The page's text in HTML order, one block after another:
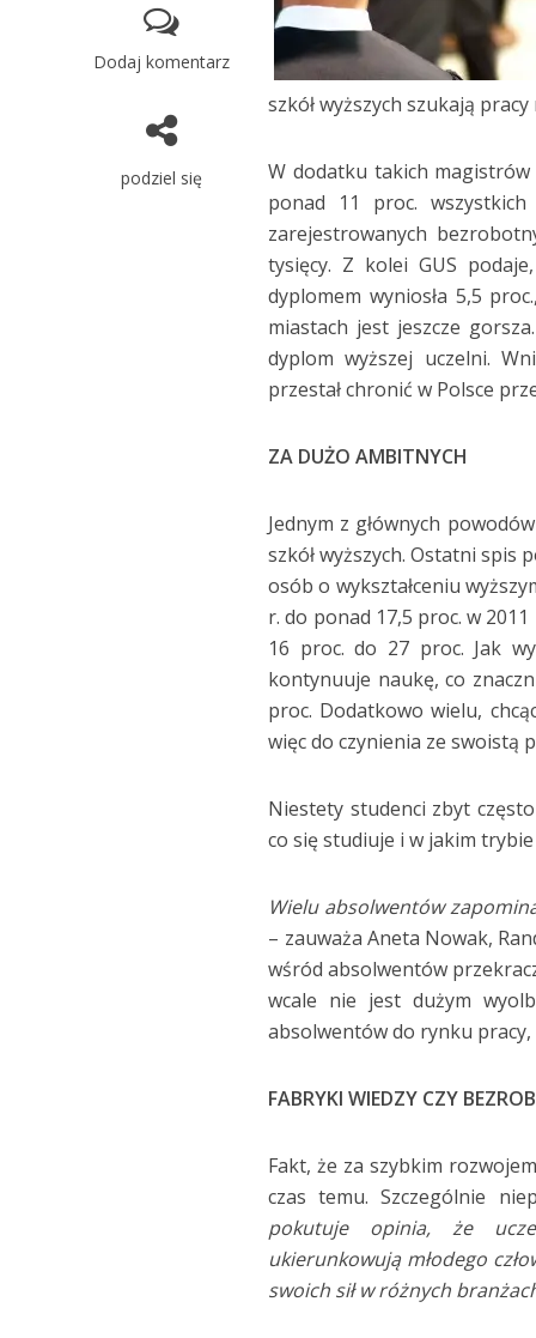
Dodaj komentarz
podziel się
szkół wyższych szukają
W dodatku takich magistrów
ponad 11 proc. wszystkich
zarejestrowanych
tysięcy. Z kolei GUS
dyplomem wyniosła 5,5
miastach jest jeszcze
dyplom wyższej uczelni.
przestał chronić w Polsce
ZA DUŻO AMBITNYCH
Jednym z głównych
szkół wyższych. Ostatni spis
osób o wykształceniu
r. do ponad 17,5 proc. w
16 proc. do 27 proc. Jak
kontynuuje naukę, co
proc. Dodatkowo wielu,
więc do czynienia ze swoistą
Niestety studenci zbyt
co się studiuje i w jakim
Wielu absolwentów
– zauważa Aneta Nowak,
wśród absolwentów
wcale nie jest dużym
absolwentów do rynku pracy,
FABRYKI WIEDZY CZY
Fakt, że za szybkim
czas temu. Szczególnie
pokutuje opinia, że
ukierunkowują młodego
swoich sił w różnych